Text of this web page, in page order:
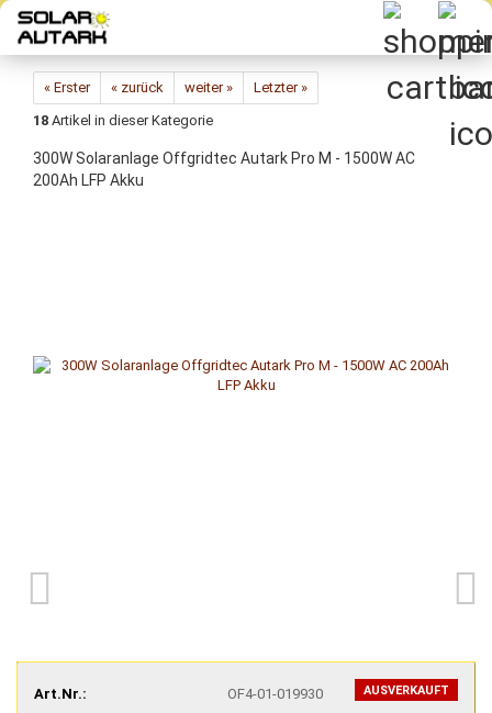
Direkt
zum
Hauptinhalt
« Erster « zurück weiter »
Letzter »
18 Artikel in dieser Kategorie
300W So­lar­an­la­ge Off­grid­tec Aut­ark Pro M - 1500W AC
200Ah LFP Akku
AUSVERKAUFT
Art.Nr.:
OF4-01-019930